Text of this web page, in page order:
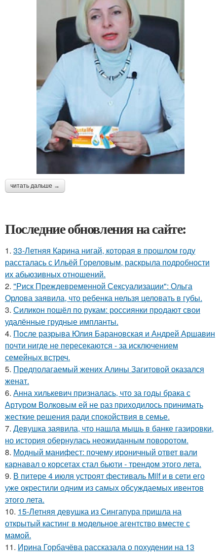
читать дальше →
Последние обновления на сайте:
1. 33-Летняя Карина нигай, которая в прошлом году
рассталась с Ильёй Гореловым, раскрыла подробности
их абьюзивных отношений.
2. "Риск Преждевременной Сексуализации": Ольга
Орлова заявила, что ребенка нельзя целовать в губы.
3. Силикон пошёл по рукам: россиянки продают свои
удалённые грудные импланты.
4. После разрыва Юлия Барановская и Андрей Аршавин
почти нигде не пересекаются - за исключением
семейных встреч.
5. Предполагаемый жених Алины Загитовой оказался
женат.
6. Анна хилькевич призналась, что за годы брака с
Артуром Волковым ей не раз приходилось принимать
жесткие решения ради спокойствия в семье.
7. Девушка заявила, что нашла мышь в банке газировки,
но история обернулась неожиданным поворотом.
8. Модный манифест: почему ироничный ответ вали
карнавал о корсетах стал бьюти - трендом этого лета.
9. В питере 4 июля устроят фестиваль Milf и в сети его
уже окрестили одним из самых обсуждаемых ивентов
этого лета.
10. 15-Летняя девушка из Сингапура пришла на
открытый кастинг в модельное агентство вместе с
мамой.
11. Ирина Горбачёва рассказала о похудении на 13